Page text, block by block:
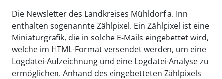
Die Newsletter des Landkreises Mühldorf a. Inn
enthalten sogenannte Zählpixel. Ein Zählpixel ist eine
Miniaturgrafik, die in solche E-Mails eingebettet wird,
welche im HTML-Format versendet werden, um eine
Logdatei-Aufzeichnung und eine Logdatei-Analyse zu
ermöglichen. Anhand des eingebetteten Zählpixels